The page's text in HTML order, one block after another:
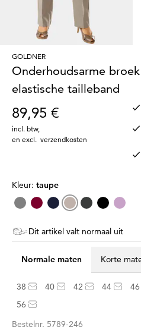
GOLDNER
Onderhoudsarme
elastische tailleband
89,95 €
incl. btw,
en excl. verzendkosten
Kleur: taupe
Dit artikel valt normaal uit
Normale maten Korte
38 40 42 44 46
56
Bestelnr. 5789-246